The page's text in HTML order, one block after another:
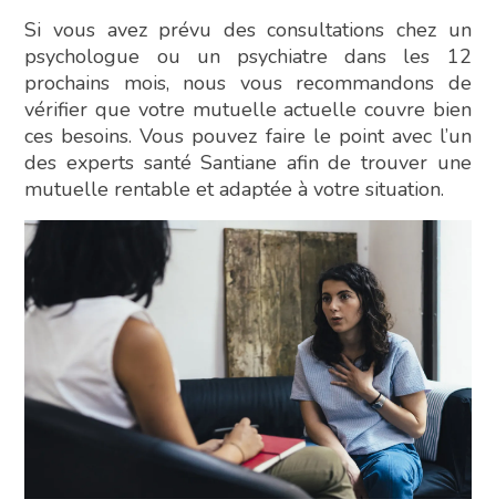
Si vous avez prévu des consultations chez un
psychologue ou un psychiatre dans les 12
prochains mois, nous vous recommandons de
vérifier que votre mutuelle actuelle couvre bien
ces besoins. Vous pouvez faire le point avec l’un
des experts santé Santiane afin de trouver une
mutuelle rentable et adaptée à votre situation.